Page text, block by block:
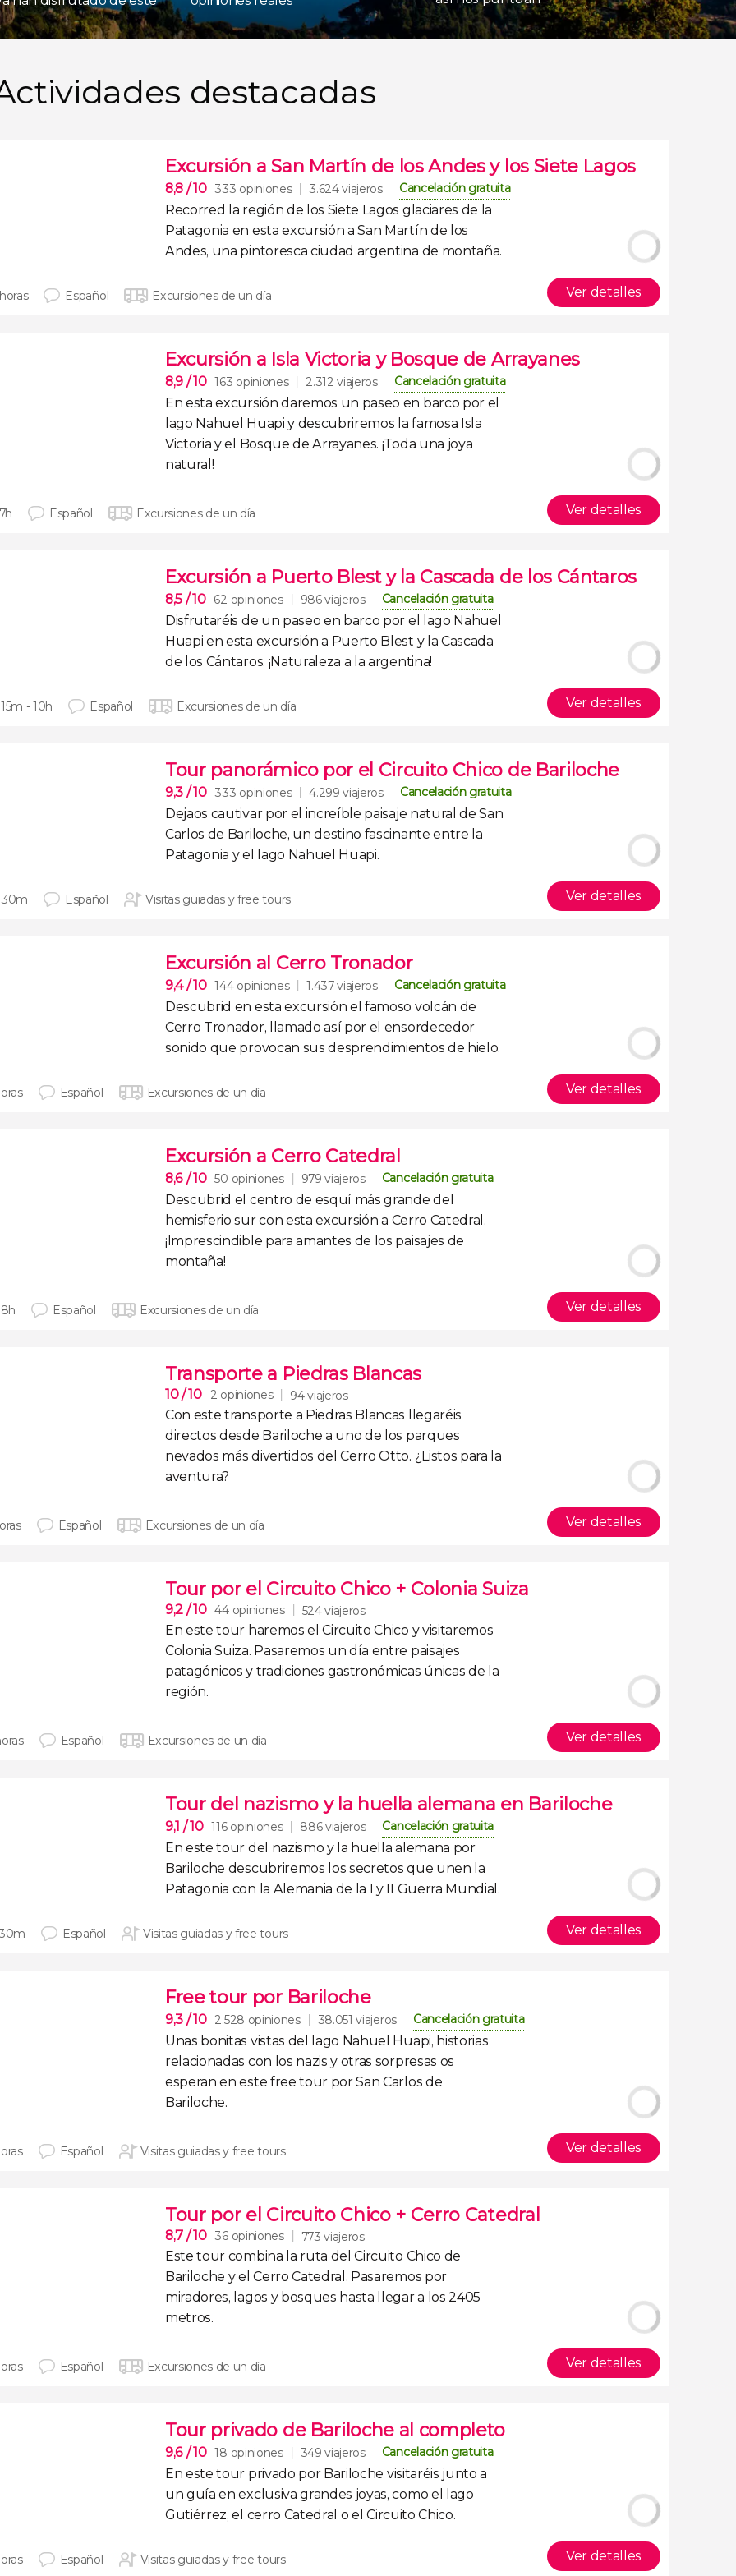
destacadas
Excursión a San Martín de los Andes y los Siete Lagos
8,8 / 10 333 opiniones 3.624 viajeros Cancelación gratuita
Recorred la región de los Siete Lagos glaciares de la
Patagonia en estaexcursión a San Martín de los
Andes, una pintoresca ciudad argentina de montaña.
Español Excursiones de un día Ver detalles
Excursión a Isla Victoria y Bosque de Arrayanes
8,9 / 10 163 opiniones 2.312 viajeros Cancelación gratuita
En esta excursión daremos un paseo en barco por el
lago Nahuel Huapi y descubriremos la famosa Isla
Victoria y el Bosque de Arrayanes. ¡Toda una joya
natural!
Español Excursiones de un día Ver detalles
Excursión a Puerto Blest y la Cascada de los Cántaros
8,5 / 10 62 opiniones 986 viajeros Cancelación gratuita
Disfrutaréis de un paseo en barco por el lago Nahuel
Huapi en esta excursión a Puerto Blest y la Cascada
de los Cántaros. ¡Naturaleza a la argentina!
- 10h Español Excursiones de un día Ver detalles
Tour panorámico por el Circuito Chico de Bariloche
9,3 / 10 333 opiniones 4.299 viajeros Cancelación gratuita
Dejaos cautivar por el increíble paisaje natural de San
Carlos de Bariloche, un destino fascinante entre la
Patagonia y el lago Nahuel Huapi.
Español Visitas guiadas y free tours Ver detalles
Excursión al Cerro Tronador
9,4/ 10 144 opiniones 1.437 viajeros Cancelación gratuita
Descubrid en esta excursión el famoso volcán de
Cerro Tronador, llamado así por el ensordecedor
sonido que provocan sus desprendimientos de hielo.
Español Excursiones de un día Ver detalles
Excursión a Cerro Catedral
8,6 / 10 50 opiniones 979 viajeros Cancelación gratuita
Descubrid el centro de esquí más grande del
hemisferio surcon estaexcursión a Cerro Catedral .
¡Imprescindible para amantes de los paisajes de
montaña!
Español Excursiones de un día Ver detalles
Transporte a Piedras Blancas
10/ 10 2 opiniones 94 viajeros
Con estetransporte a Piedras Blancas llegaréis
directos desde Bariloche a uno de los parques
nevados más divertidos del Cerro Otto. ¿Listos para la
aventura?
Español Excursiones de un día Ver detalles
Tour por el Circuito Chico + Colonia Suiza
9,2 / 10 44 opiniones 524 viajeros
En este tour haremos elCircuito Chico y visitaremos
Colonia Suiza. Pasaremos un día entre paisajes
patagónicos y tradiciones gastronómicas únicas de la
región.
Español Excursiones de un día Ver detalles
Tour del nazismo y la huella alemana en Bariloche
9,1 / 10 116 opiniones 886 viajeros Cancelación gratuita
En este tour del nazismo y la huella alemana por
Bariloche descubriremos los secretos que unen la
Patagonia con la Alemania de la I y II Guerra Mundial .
Español Visitas guiadas y free tours Ver detalles
Free tour por Bariloche
9,3 / 10 2.528 opiniones 38.051 viajeros Cancelación gratuita
Unas bonitas vistas del lago Nahuel Huapi, historias
relacionadas con los nazis y otras sorpresas os
esperan en este free tour por San Carlos de
Bariloche.
Español Visitas guiadas y free tours Ver detalles
Tour por el Circuito Chico + Cerro Catedral
8,7 / 10 36 opiniones 773 viajeros
Este tour combina la ruta del Circuito Chico de
Bariloche y el Cerro Catedral . Pasaremos por
miradores, lagos y bosques hasta llegar a los 2405
metros.
Español Excursiones de un día Ver detalles
Tour privado de Bariloche al completo
9,6 / 10 18 opiniones 349 viajeros Cancelación gratuita
En estetour privado por Bariloche visitaréis junto a
un guía en exclusiva grandes joyas, como el
lago
Gutiérrez, el cerro Catedral o elCircuito Chico.
Español Visitas guiadas y free tours Ver detalles